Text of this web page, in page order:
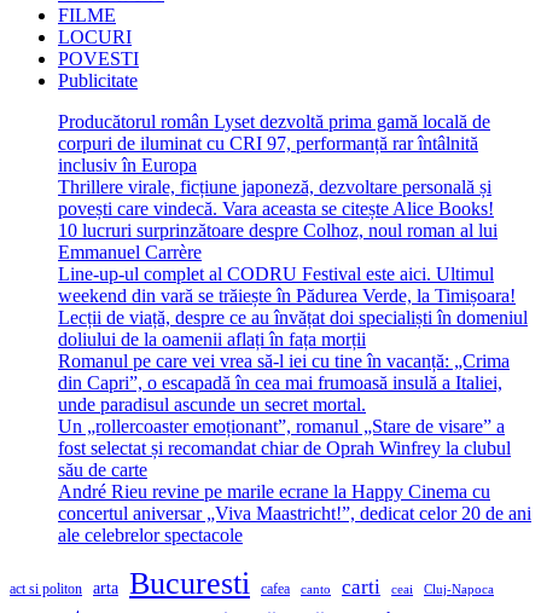
FILME
LOCURI
POVESTI
Publicitate
Producătorul român Lyset dezvoltă prima gamă locală de
corpuri de iluminat cu CRI 97, performanță rar întâlnită
inclusiv în Europa
Thrillere virale, ficțiune japoneză, dezvoltare personală și
povești care vindecă. Vara aceasta se citește Alice Books!
10 lucruri surprinzătoare despre Colhoz, noul roman al lui
Emmanuel Carrère
Line-up-ul complet al CODRU Festival este aici. Ultimul
weekend din vară se trăiește în Pădurea Verde, la Timișoara!
Lecții de viață, despre ce au învățat doi specialiști în domeniul
doliului de la oamenii aflați în fața morții
Romanul pe care vei vrea să-l iei cu tine în vacanță: „Crima
din Capri”, o escapadă în cea mai frumoasă insulă a Italiei,
unde paradisul ascunde un secret mortal.
Un „rollercoaster emoționant”, romanul „Stare de visare” a
fost selectat și recomandat chiar de Oprah Winfrey la clubul
său de carte
André Rieu revine pe marile ecrane la Happy Cinema cu
concertul aniversar „Viva Maastricht!”, dedicat celor 20 de ani
ale celebrelor spectacole
act si politon arta Bucuresti cafea canto carti ceai Cluj-Napoca